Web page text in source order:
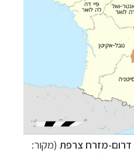
מזרח צרפת (מקור: